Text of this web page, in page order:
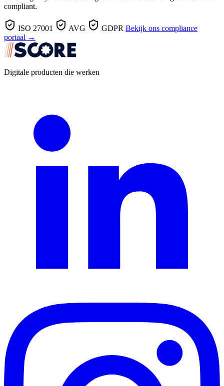
compliant.
ISO 27001 AVG GDPR Bekijk ons compliance
portaal →
Digitale producten die werken